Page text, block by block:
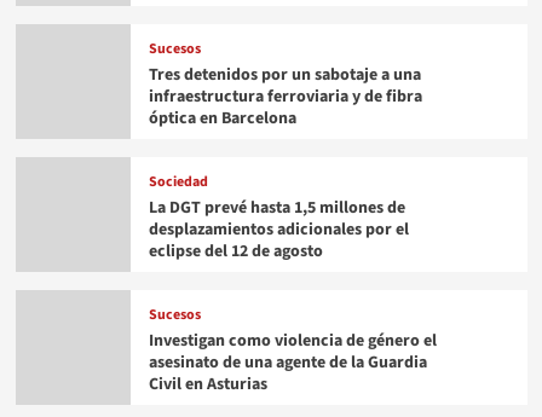
Sucesos
Tres detenidos por un sabotaje a una
infraestructura ferroviaria y de fibra
óptica en Barcelona
Sociedad
La DGT prevé hasta 1,5 millones de
desplazamientos adicionales por el
eclipse del 12 de agosto
Sucesos
Investigan como violencia de género el
asesinato de una agente de la Guardia
Civil en Asturias